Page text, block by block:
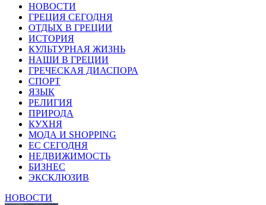
НОВОСТИ
ГРЕЦИЯ СЕГОДНЯ
ОТДЫХ В ГРЕЦИИ
ИСТОРИЯ
КУЛЬТУРНАЯ ЖИЗНЬ
НАШИ В ГРЕЦИИ
ГРЕЧЕСКАЯ ДИАСПОРА
СПОРТ
ЯЗЫК
РЕЛИГИЯ
ПРИРОДА
КУХНЯ
МОДА И SHOPPING
ЕС СЕГОДНЯ
НЕДВИЖИМОСТЬ
БИЗНЕС
ЭКСКЛЮЗИВ
НОВОСТИ